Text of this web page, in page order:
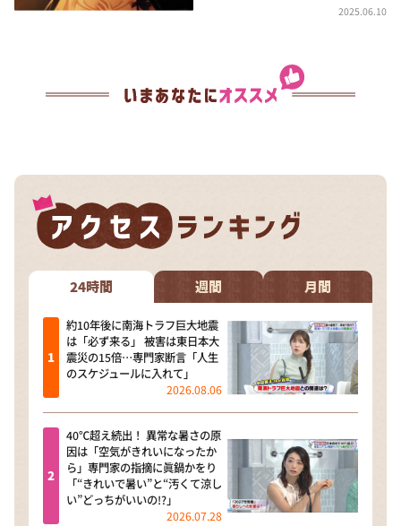
2025.06.10
24時間 週間 月間
約10年後に南海トラフ巨大地震
は「必ず来る」 被害は東日本大
震災の15倍…専門家断言「人生
のスケジュールに入れて」
2026.08.06
40℃超え続出！ 異常な暑さの原
因は「空気がきれいになったか
ら」専門家の指摘に眞鍋かをり
「“きれいで暑い”と“汚くて涼し
い”どっちがいいの!?」
2026.07.28